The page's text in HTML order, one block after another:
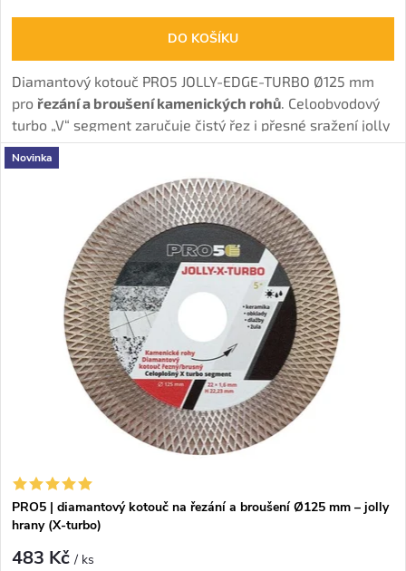
DO KOŠÍKU
Diamantový kotouč PRO5 JOLLY-EDGE-TURBO Ø125 mm
pro řezání a broušení kamenických rohů. Celoobvodový
turbo „V“ segment zaručuje čistý řez i přesné sražení jolly
hran u tvrdých obkladů a dlažeb.
Novinka
PRO5 | diamantový kotouč na řezání a broušení Ø125 mm – jolly
hrany (X-turbo)
483 Kč/ ks